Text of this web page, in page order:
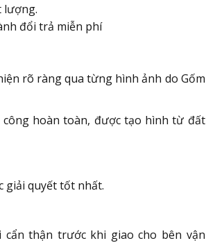
lượng.
đổi trả miễn phí
rõ ràng qua từng hình ảnh do Gốm
hoàn toàn, được tạo hình từ đất
giải quyết tốt nhất.
thận trước khi giao cho bên vận